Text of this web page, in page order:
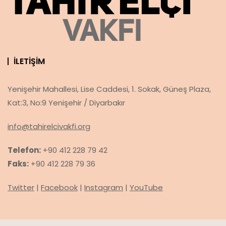
İLETIŞIM
Yenişehir Mahallesi, Lise Caddesi, 1. Sokak, Güneş Plaza,
Kat:3, No:9 Yenişehir / Diyarbakır
info@tahirelcivakfi.org
Telefon: +90 412 228 79 42
Faks: +90 412 228 79 36
Twitter | Facebook | Instagram | YouTube